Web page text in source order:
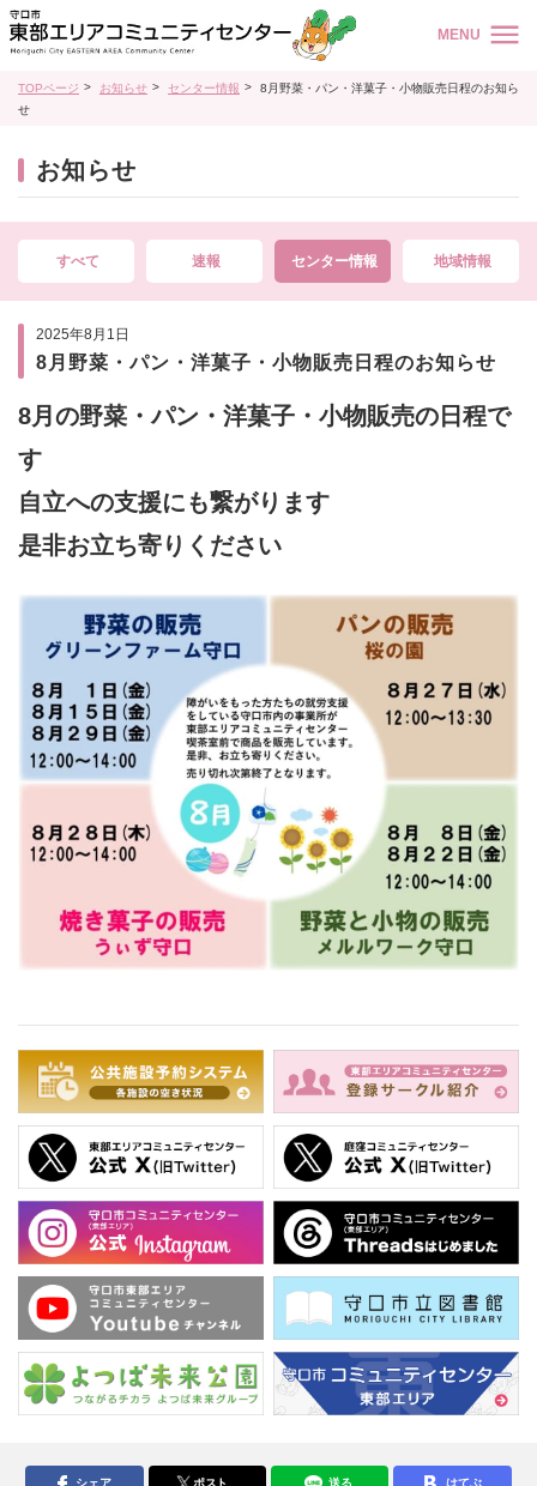
MENU
TOPページ お知らせ センター情報
8月野菜・パン・洋菓子・小物販売日程のお知ら
せ
お知らせ
すべて 速報 センター情報 地域情報
2025年8月1日
8月野菜・パン・洋菓子・小物販売日程のお知らせ
8月の野菜・パン・洋菓子・小物販売の日程で
す
自立への支援にも繋がります
是非お立ち寄りください
シェア ポスト 送る はてぶ